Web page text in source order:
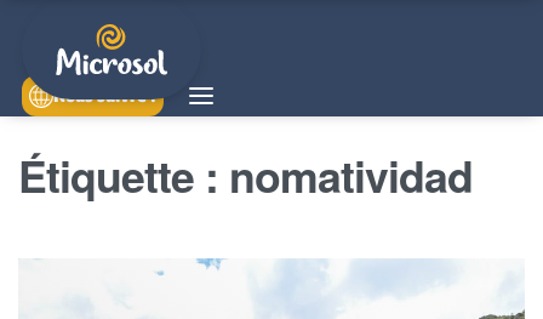
Nous suivre !
Étiquette : nomatividad